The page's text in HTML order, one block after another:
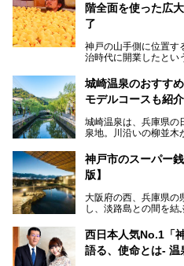
階全面を使った広
了
神戸の山手側に位置す
治時代に開業したとい
っぱいに浮かぶアヒル
コワーキングも可能な
設備で人々をアッと驚
城崎温泉のおすす
モデルコースも紹介
城崎温泉は、兵庫県の
泉地。川沿いの柳並木
られています。鉄道の
ちょうどよい規模で
の観光スポットをピッ
盛り込んだ日帰り観光
神戸市のスーパー
版】
大阪府の西、兵庫県の
し、淡路島との間を結
華街をはじめ、きらび
人気観光スポットも
そして、温泉好きの視
西日本人気No.1「
語る、使命とは-